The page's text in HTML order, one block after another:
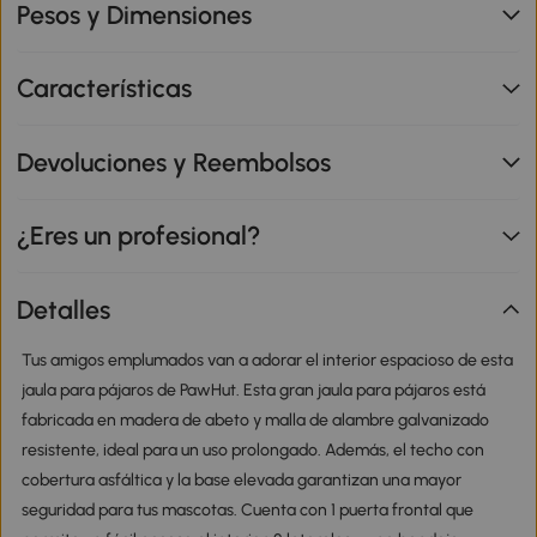
Pesos y Dimensiones
Características
Devoluciones y Reembolsos
¿Eres un profesional?
Detalles
Tus amigos emplumados van a adorar el interior espacioso de esta
jaula para pájaros de PawHut. Esta gran jaula para pájaros está
fabricada en madera de abeto y malla de alambre galvanizado
resistente, ideal para un uso prolongado. Además, el techo con
cobertura asfáltica y la base elevada garantizan una mayor
seguridad para tus mascotas. Cuenta con 1 puerta frontal que